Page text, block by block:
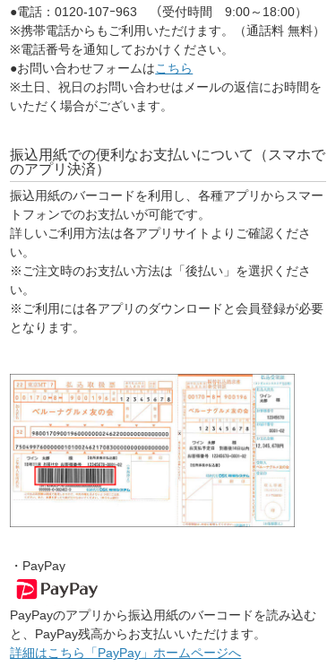
●電話：0120-107ｰ963 （受付時間 9:00～18:00）
※携帯電話からもご利用いただけます。（通話料 無料）
※電話番号を通知しておかけください。
●お問い合わせフォームはこちら
※土日、祝日のお問い合わせはメールの返信にお時間を
いただく場合がございます。
振込用紙での便利なお支払いについて（スマホで
のアプリ決済）
振込用紙のバーコードを利用し、各種アプリからスマー
トフォンでのお支払いが可能です。
詳しいご利用方法は各アプリサイトよりご確認くださ
い。
※ご注文時のお支払い方法は「後払い」を選択くださ
い。
※ご利用には各アプリのダウンロードと会員登録が必要
となります。
・PayPay
PayPayのアプリから振込用紙のバーコードを読み込む
と、PayPay残高からお支払いいただけます。
詳細はこちら「PayPay」ホームページへ